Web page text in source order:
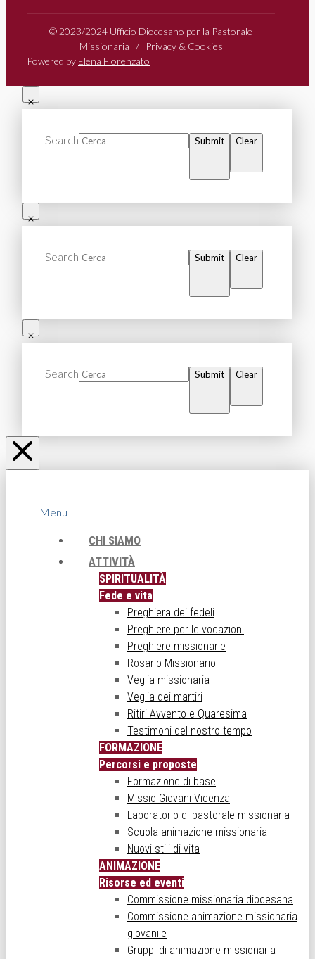
© 2023/2024 Ufficio Diocesano per la Pastorale
Missionaria /
Privacy & Cookies
Powered by Elena Fiorenzato
Search Submit Clear
Search Submit Clear
Search Submit Clear
Menu
CHI SIAMO
ATTIVITÀ
SPIRITUALITÀ
Fede e vita
Preghiera dei fedeli
Preghiere per le vocazioni
Preghiere missionarie
Rosario Missionario
Veglia missionaria
Veglia dei martiri
Ritiri Avvento e Quaresima
Testimoni del nostro tempo
FORMAZIONE
Percorsi e proposte
Formazione di base
Missio Giovani Vicenza
Laboratorio di pastorale missionaria
Scuola animazione missionaria
Nuovi stili di vita
ANIMAZIONE
Risorse ed eventi
Commissione missionaria diocesana
Commissione animazione missionaria
giovanile
Gruppi di animazione missionaria